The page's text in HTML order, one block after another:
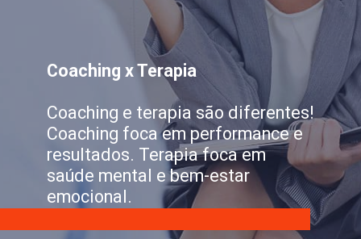
Coaching x Terapia
Coaching e terapia são diferentes!
Coaching foca em performance e
resultados. Terapia foca em
saúde mental e bem-estar
emocional.